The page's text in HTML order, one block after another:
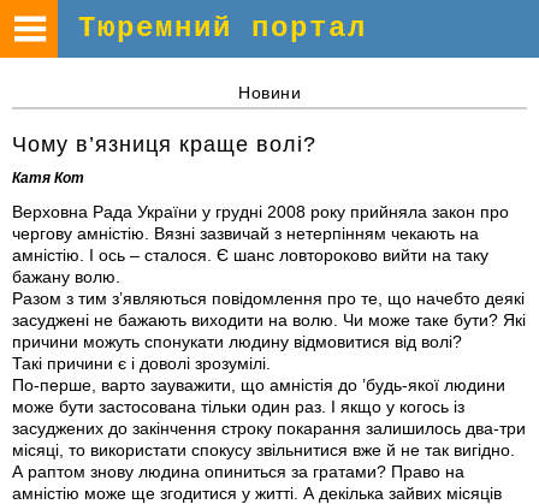
Тюремний портал
Новини
Чому в’язниця краще волі?
Катя Кот
Верховна Рада України у грудні 2008 року прийняла закон про
чергову амністію. Вязні зазвичай з нетерпінням чекають на
амністію. І ось – сталося. Є шанс ловтороково вийти на таку
бажану волю.
Разом з тим з’являються повідомлення про те, що начебто деякі
засуджені не бажають виходити на волю. Чи може таке бути? Які
причини можуть спонукати людину відмовитися від волі?
Такі причини є і доволі зрозумілі.
По-перше, варто зауважити, що амністія до ’будь-якої людини
може бути застосована тільки один раз. І якщо у когось із
засуджених до закінчення строку покарання залишилось два-три
місяці, то використати спокусу звільнитися вже й не так вигідно.
А раптом знову людина опиниться за гратами? Право на
амністію може ще згодитися у житті. А декілька зайвих місяців